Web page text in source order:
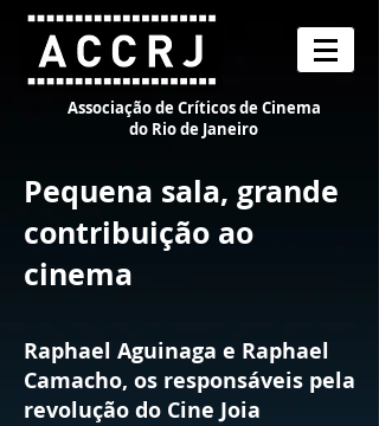
Associação de Críticos de Cinema
do Rio de Janeiro
Pequena sala, grande
contribuição ao
cinema
Raphael Aguinaga e Raphael
Camacho, os responsáveis pela
revolução do Cine Joia